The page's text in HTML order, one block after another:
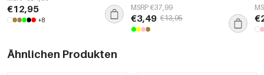
€12,95
+8
Elegant Einfarbig
MSRP €37,99
€3,49 €13,95
Ähnlichen Produkten